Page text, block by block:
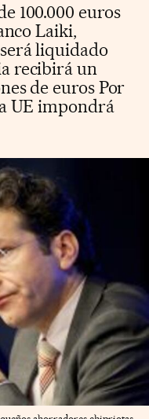
100.000 euros
Laiki,
liquidado
recibirá un
de euros Por
UE impondrá